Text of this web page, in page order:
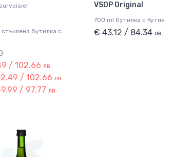
бутилка с
/ 102.66лв.
/ 102.66лв.
/ 97.77лв.
VSOP Original
700 ml бутилка с Кутия
€ 43.12 / 84.34 лв.